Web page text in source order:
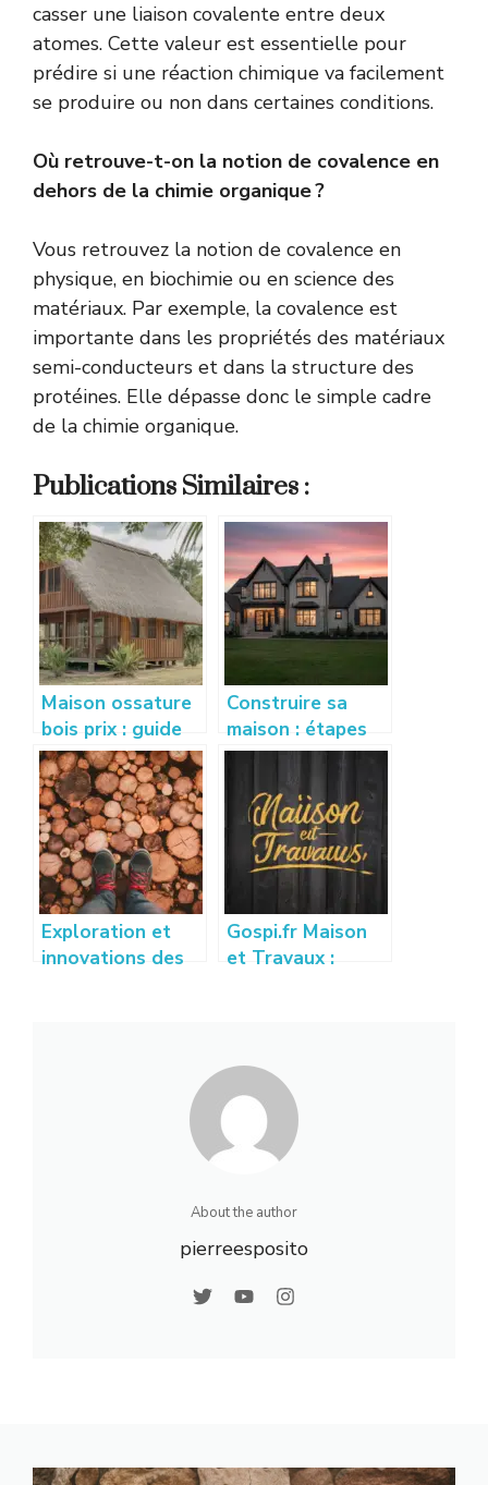
casser une liaison covalente entre deux
atomes. Cette valeur est essentielle pour
prédire si une réaction chimique va facilement
se produire ou non dans certaines conditions.
Où retrouve-t-on la notion de covalence en
dehors de la chimie organique ?
Vous retrouvez la notion de covalence en
physique, en biochimie ou en science des
matériaux. Par exemple, la covalence est
importante dans les propriétés des matériaux
semi-conducteurs et dans la structure des
protéines. Elle dépasse donc le simple cadre
de la chimie organique.
Publications Similaires :
Maison ossature
bois prix : guide
complet pour
estimer votre
budget
Construire sa
maison : étapes
clés et conseils
réussir son projet
Exploration et
innovations des
Gospi.fr Maison
et Travaux :
Conseils
About the author
pierreesposito